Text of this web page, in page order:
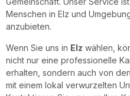
Menschen in Elz und
anzubieten.
Wenn Sie uns in Elz wählen,
nicht nur eine professionelle
erhalten, sondern auch von
mit einem lokal verwurzelten